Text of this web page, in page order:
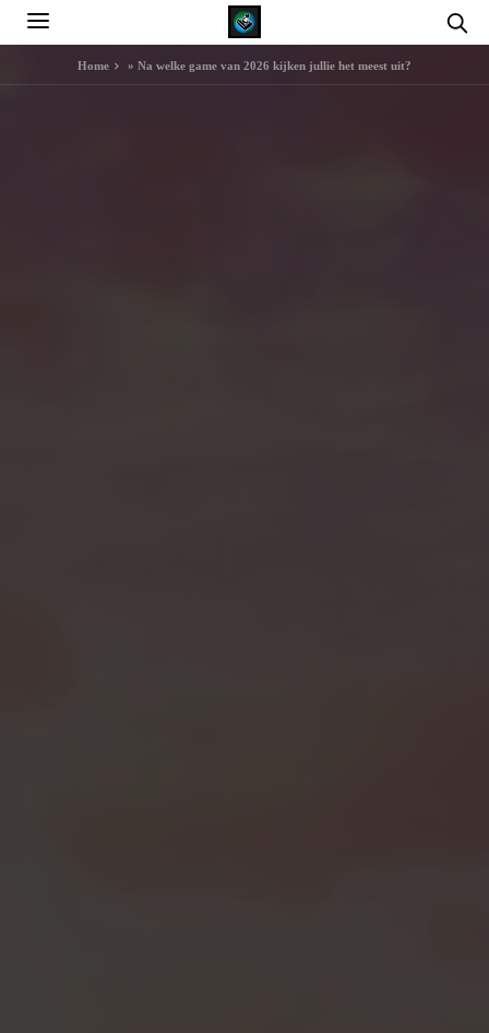
Home » Na welke game van 2026 kijken jullie het meest uit?